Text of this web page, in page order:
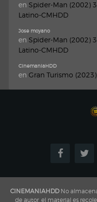
en Spider-Man (2002)
Latino-CMHDD
Jose moyano
en Spider-Man (2002)
Latino-CMHDD
CinemaniaHDD
en Gran Turismo
CINEMANIAHDDNo
de autor, el material es